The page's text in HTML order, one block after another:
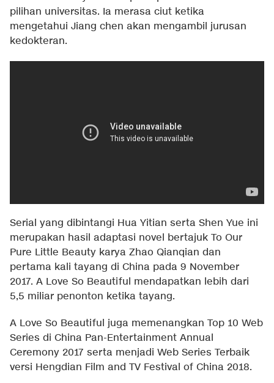
pilihan universitas. Ia merasa ciut ketika
mengetahui Jiang chen akan mengambil jurusan
kedokteran.
Serial yang dibintangi Hua Yitian serta Shen Yue ini
merupakan hasil adaptasi novel bertajuk To Our
Pure Little Beauty karya Zhao Qianqian dan
pertama kali tayang di China pada 9 November
2017. A Love So Beautiful mendapatkan lebih dari
5,5 miliar penonton ketika tayang.
A Love So Beautiful juga memenangkan Top 10 Web
Series di China Pan-Entertainment Annual
Ceremony 2017 serta menjadi Web Series Terbaik
versi Hengdian Film and TV Festival of China 2018.